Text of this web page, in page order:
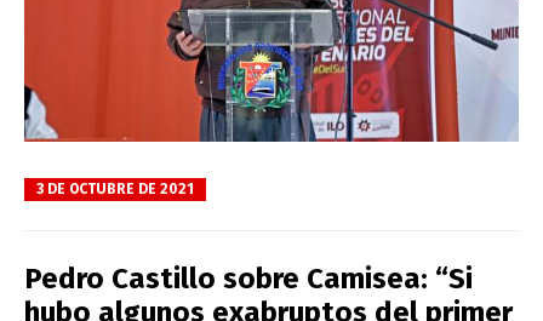
3 DE OCTUBRE DE 2021
Pedro Castillo sobre Camisea: “Si
hubo algunos exabruptos del primer